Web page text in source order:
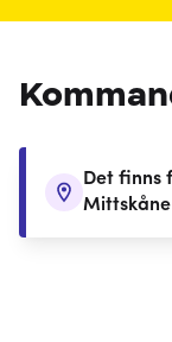
Det finns
Mittskåne